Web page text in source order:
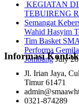
KEGIATAN
TEBUIRENG
Semangat
Wahid Hasyim
Tim Basket
Performa
Jombang July
Informasi Kontak
Jl. Irian Jaya,
Timur 61471
0321-874289